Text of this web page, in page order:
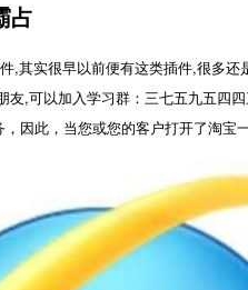
占
,其实很早以前便有这类插件,很多
友,可以加入学习群：三七五九五四
因此，当您或您的客户打开了淘宝